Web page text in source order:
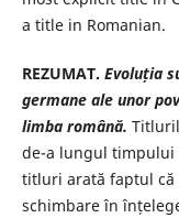
a title in Romanian.
REZUMAT. Evoluția
germane ale unor
limba română.
de-a lungul timpului
titluri arată faptul că
schimbare în